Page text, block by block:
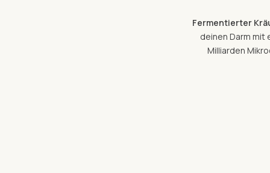
Fermentierter
deinen Darm mit
Milliarden